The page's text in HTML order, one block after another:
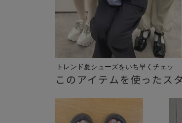
トレンド夏シューズをいち早くチェッ
ク
このアイテムを使ったス